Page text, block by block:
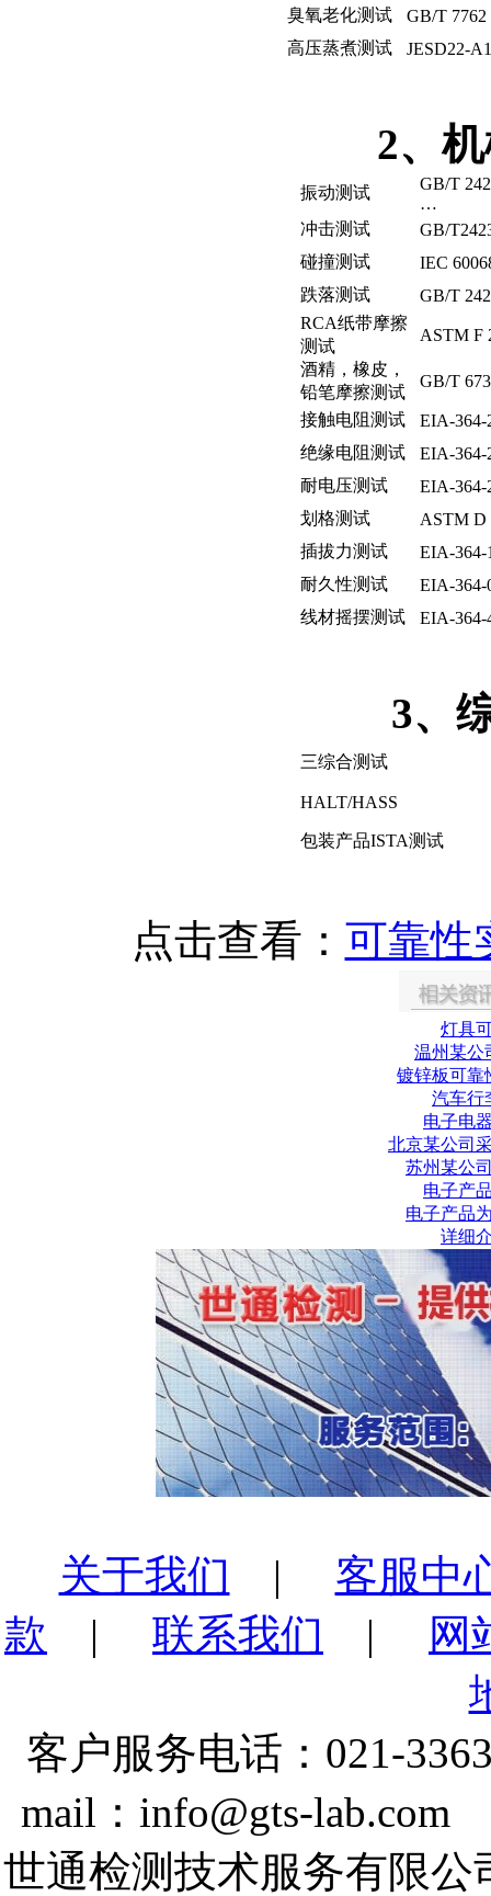
臭氧老化测试
GB/T
高压蒸煮测试
JESD22-
2、
振动测试
GB/T
…
冲击测试
GB/
碰撞测试
IEC 6
跌落测试
GB/T
RCA纸带摩擦
测试
ASTM F
酒精，橡皮，
铅笔摩擦测试
GB/T
接触电阻测试
EIA-
绝缘电阻测试
EIA-
耐电压测试
EIA-
划格测试
ASTM D
插拔力测试
EIA-364-
耐久性测试
EIA-364-
线材摇摆测试
EIA-364-
3、
三综合测试
HALT/HASS
包装产品ISTA测试
点击查看： 可靠性
灯具
温州某公
镀锌板可靠
汽车行
电子电
北京某公司
苏州某公
电子产
电子产品
详细
关于我们 | 客服中
款 | 联系我们 |
网
客户服务电话：021-
mail：info@gts-
世通检测技术服务有限